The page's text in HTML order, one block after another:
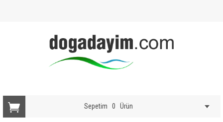
Sepetim 0 Ürün